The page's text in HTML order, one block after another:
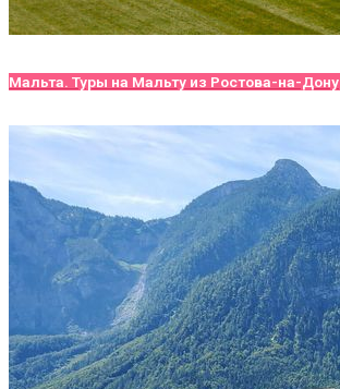
Мальта. Туры на Мальту из Ростова-на-Дону